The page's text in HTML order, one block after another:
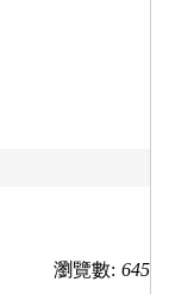
瀏覽數: 645